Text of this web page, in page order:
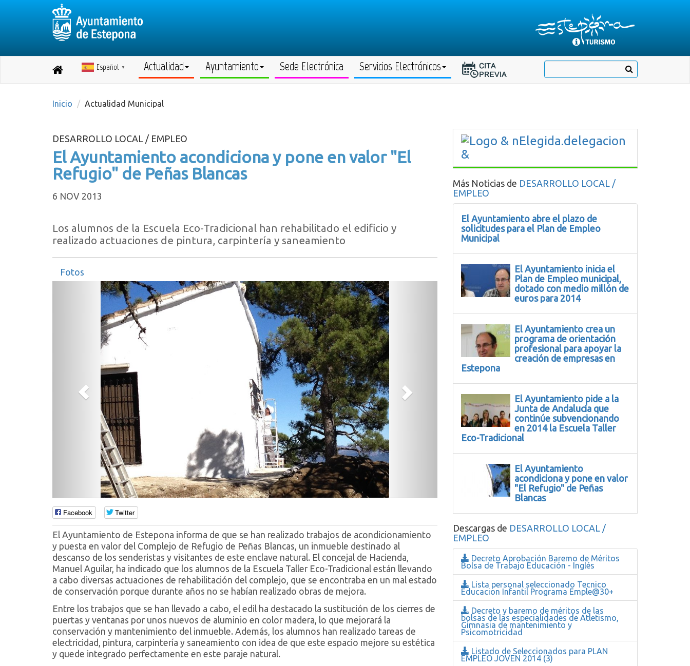
página
Destino:
inicio
Buscar
Español ▼ Actualidad Ayuntamiento Sede Electrónica Servicios Electrónicos
Ir
a
Inicio Actualidad Municipal
DESARROLLO LOCAL / EMPLEO
El Ayuntamiento acondiciona y pone en valor "El
Refugio" de Peñas Blancas
6 NOV 2013
Los alumnos de la Escuela Eco-Tradicional han rehabilitado el edificio y
realizado actuaciones de pintura, carpintería y saneamiento
Fotos
Anterior Siguiente
Facebook Twitter
El Ayuntamiento de Estepona informa de que se han realizado trabajos de acondicionamiento
y puesta en valor del Complejo de Refugio de Peñas Blancas, un inmueble destinado al
descanso de los senderistas y visitantes de este enclave natural. El concejal de Hacienda,
Manuel Aguilar, ha indicado que los alumnos de la Escuela Taller Eco-Tradicional están llevando
a cabo diversas actuaciones de rehabilitación del complejo, que se encontraba en un mal estado
de conservación porque durante años no se habían realizado obras de mejora.
Entre los trabajos que se han llevado a cabo, el edil ha destacado la sustitución de los cierres de
puertas y ventanas por unos nuevos de aluminio en color madera, lo que mejorará la
conservación y mantenimiento del inmueble. Además, los alumnos han realizado tareas de
electricidad, pintura, carpintería y saneamiento con idea de que este espacio mejore su estética
y quede integrado perfectamente en este paraje natural.
Más Noticias de DESARROLLO LOCAL /
EMPLEO
El Ayuntamiento abre el plazo de
solicitudes para el Plan de Empleo
Municipal
El Ayuntamiento inicia el
Plan de Empleo municipal,
dotado con medio millón de
euros para 2014
El Ayuntamiento crea un
programa de orientación
profesional para apoyar la
creación de empresas en
Estepona
El Ayuntamiento pide a la
Junta de Andalucía que
continúe subvencionando
en 2014 la Escuela Taller
Eco-Tradicional
El Ayuntamiento
acondiciona y pone en valor
"El Refugio" de Peñas
Blancas
Descargas de DESARROLLO LOCAL /
EMPLEO
Decreto Aprobación Baremo de Méritos
Bolsa de Trabajo Educación - Inglés
Lista personal seleccionado Tecnico
Educacion Infantil Programa Emple@30+
Decreto y baremo de méritos de las
bolsas de las especialidades de Atletismo,
Gimnasia de mantenimiento y
Psicomotricidad
Listado de Seleccionados para PLAN
EMPLEO JOVEN 2014 (3)